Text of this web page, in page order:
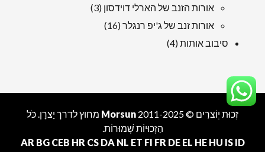
מוצרים
אורות הזנב של הארלי דוידסון 3
3
אורות זנב של ג'יפ רנגלר 16
16
סיבוב אותות 4
4
זְכוּת יְוֹצרִים © 2011-2025 Morsun מחוץ לדרך יַצרָן. כֹּל
הַזְכוּיוֹת שְׁמוּרוֹת.
AR BG CEB HR CS DA NL ET FI FR DE EL HE HU IS ID